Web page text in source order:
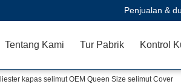
Penjualan &
Tentang Kami Tur Pabrik Kontrol
kapas selimut OEM Queen Size selimut Cover